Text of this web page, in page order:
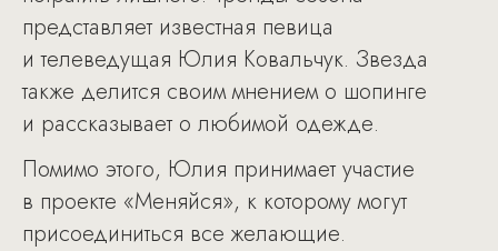
представляет известная певица
и телеведущая Юлия Ковальчук. Звезда
также делится своим мнением о шопинге
и рассказывает о любимой одежде.
Помимо этого, Юлия принимает участие
в проекте «Меняйся», к которому могут
присоединиться все желающие.